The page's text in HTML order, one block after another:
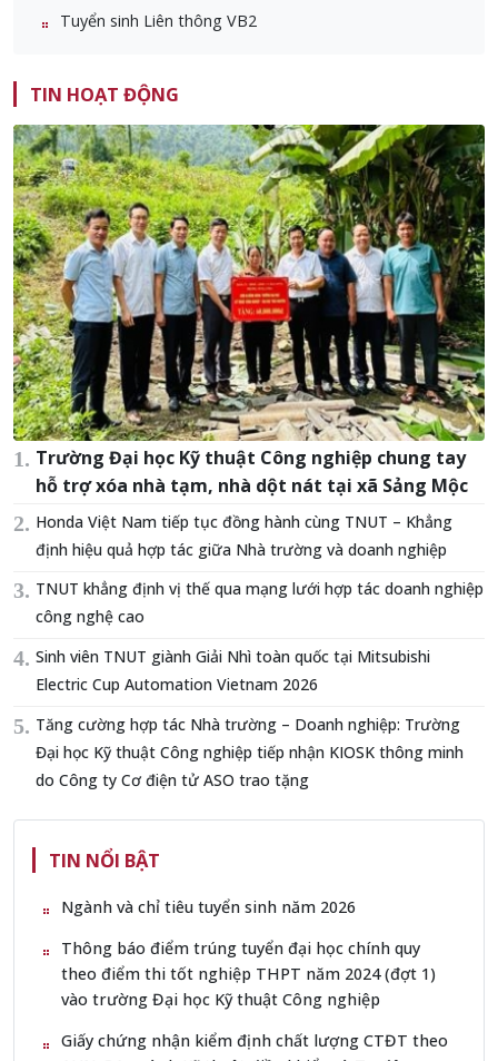
Tuyển sinh Liên thông VB2
TIN HOẠT ĐỘNG
Trường Đại học Kỹ thuật Công nghiệp chung tay
hỗ trợ xóa nhà tạm, nhà dột nát tại xã Sảng Mộc
Honda Việt Nam tiếp tục đồng hành cùng TNUT – Khẳng
định hiệu quả hợp tác giữa Nhà trường và doanh nghiệp
TNUT khẳng định vị thế qua mạng lưới hợp tác doanh nghiệp
công nghệ cao
Sinh viên TNUT giành Giải Nhì toàn quốc tại Mitsubishi
Electric Cup Automation Vietnam 2026
Tăng cường hợp tác Nhà trường – Doanh nghiệp: Trường
Đại học Kỹ thuật Công nghiệp tiếp nhận KIOSK thông minh
do Công ty Cơ điện tử ASO trao tặng
TIN NỔI BẬT
Ngành và chỉ tiêu tuyển sinh năm 2026
Thông báo điểm trúng tuyển đại học chính quy
theo điểm thi tốt nghiệp THPT năm 2024 (đợt 1)
vào trường Đại học Kỹ thuật Công nghiệp
Giấy chứng nhận kiểm định chất lượng CTĐT theo